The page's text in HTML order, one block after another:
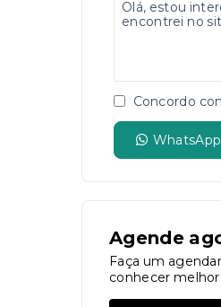
Concordo
WhatsApp
Agende
Faça um
conhecer